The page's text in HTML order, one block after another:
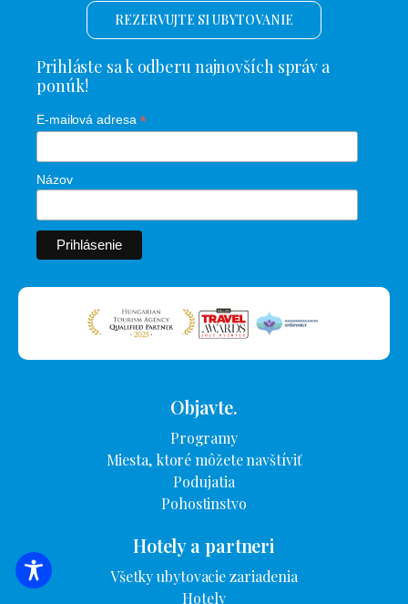
VYHĽADÁVANIE UBYTOVANIA
REZERVUJTE SI UBYTOVANIE
Prihláste sa k odberu najnovších správ a
ponúk!
E-mailová adresa*
Názov
Objavte.
Programy
Miesta, ktoré môžete navštíviť
Podujatia
Pohostinstvo
Hotely a partneri
Všetky ubytovacie zariadenia
Hotely